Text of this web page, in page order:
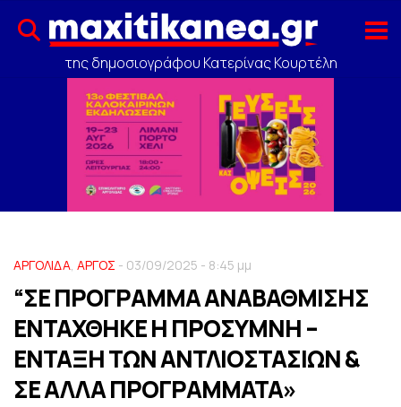
της δημοσιογράφου Κατερίνας Κουρτέλη
ΑΡΓΟΛΙΔΑ, ΑΡΓΟΣ - 03/09/2025 - 8:45 μμ
“ΣΕ ΠΡΟΓΡΑΜΜΑ ΑΝΑΒΑΘΜΙΣΗΣ
ΕΝΤΑΧΘΗΚΕ Η ΠΡΟΣΥΜΝΗ –
ΕΝΤΑΞΗ ΤΩΝ ΑΝΤΛΙΟΣΤΑΣΙΩΝ &
ΣΕ ΑΛΛΑ ΠΡΟΓΡΑΜΜΑΤΑ»